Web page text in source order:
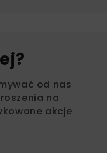
od nas
na
akcje